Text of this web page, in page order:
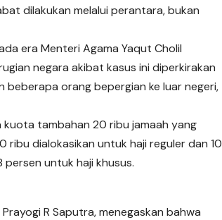
dilakukan melaluiperantara, bukan
era Menteri Agama Yaqut Cholil
negara akibat kasus ini diperkirakan
beberapa orang bepergian ke luar negeri,
kuota tambahan 20 ribu jamaah yang
ribu dialokasikan untuk haji reguler dan 10
untuk haji khusus.
R Saputra, menegaskan bahwa